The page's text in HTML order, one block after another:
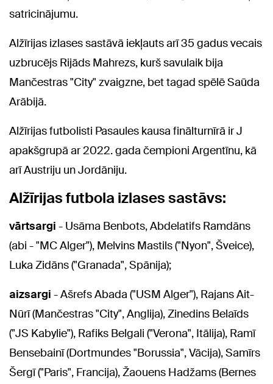
satricinājumu.
Alžīrijas izlases sastāvā iekļauts arī 35 gadus vecais
uzbrucējs Rijāds Mahrezs, kurš savulaik bija
Mančestras "City" zvaigzne, bet tagad spēlē Saūda
Arābijā.
Alžīrijas futbolisti Pasaules kausa finālturnīrā ir J
apakšgrupā ar 2022. gada čempioni Argentīnu, kā
arī Austriju un Jordāniju.
Alžīrijas futbola izlases sastāvs:
vārtsargi - Usāma Benbots, Abdelatifs Ramdāns
(abi - "MC Alger"), Melvins Mastils ("Nyon", Šveice),
Luka Zidāns ("Granada", Spānija);
aizsargi - Ašrefs Abada ("USM Alger"), Rajans Ait-
Nūrī (Mančestras "City", Anglija), Zinedins Belaīds
("JS Kabylie"), Rafiks Belgali ("Verona", Itālija), Ramī
Bensebainī (Dortmundes "Borussia", Vācija), Samīrs
Šergī ("Paris", Francija), Žaouens Hadžams (Bernes